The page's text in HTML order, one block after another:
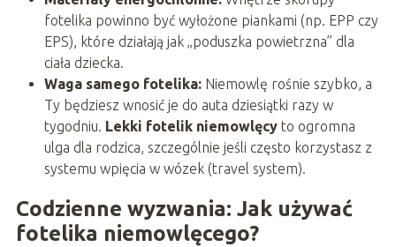
fotelika powinno być wyłożone piankami (np. EPP czy
EPS), które działają jak „poduszka powietrzna” dla
ciała dziecka.
Waga samego fotelika:Niemowlę rośnie szybko, a
Ty będziesz wnosić je do auta dziesiątki razy w
tygodniu. Lekki fotelik niemowlęcyto ogromna
ulga dla rodzica, szczególnie jeśli często korzystasz z
systemu wpięcia w wózek (travel system).
Codzienne wyzwania: Jak używać
fotelika niemowlęcego?